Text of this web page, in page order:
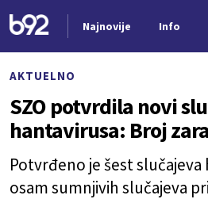
Najnovije Info
AKTUELNO
SZO potvrdila novi
hantavirusa: Broj
Potvrđeno je šest slučajeva
osam sumnjivih slučajeva